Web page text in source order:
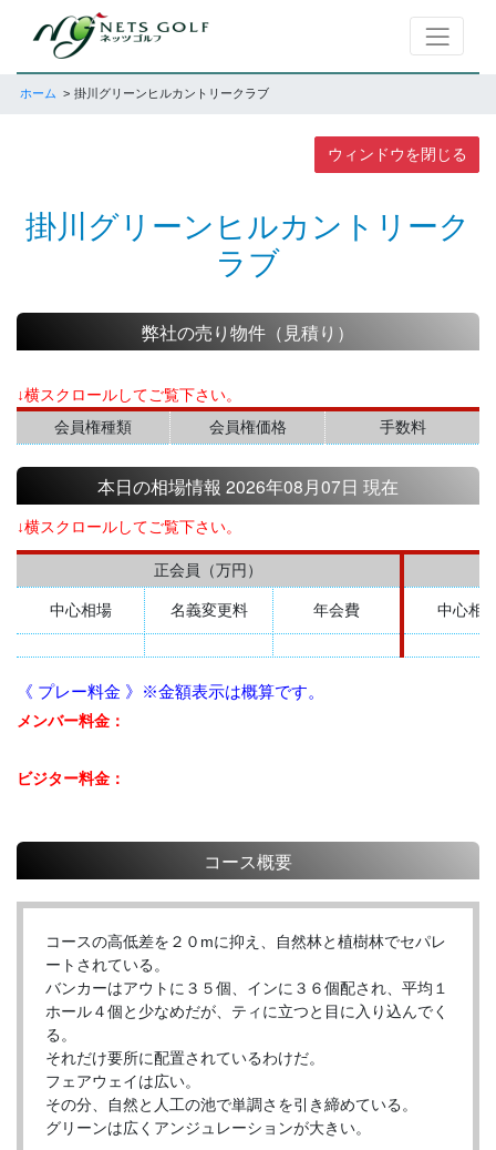
ホーム 掛川グリーンヒルカントリークラブ
ウィンドウを閉じる
掛川グリーンヒルカントリーク
ラブ
弊社の売り物件（見積り）
↓横スクロールしてご覧下さい。
会員権種類
会員権価格 手数料
本日の相場情報 2026年08月07日 現在
↓横スクロールしてご覧下さい。
正会員（万円）
中心相場 名義変更料 年会費 中心相
《 プレー料金 》※金額表示は概算です。
メンバー料金：
ビジター料金：
コース概要
コースの高低差を２０mに抑え、自然林と植樹林でセパレ
ートされている。
バンカーはアウトに３５個、インに３６個配され、平均１
ホール４個と少なめだが、ティに立つと目に入り込んでく
る。
それだけ要所に配置されているわけだ。
フェアウェイは広い。
その分、自然と人工の池で単調さを引き締めている。
グリーンは広くアンジュレーションが大きい。